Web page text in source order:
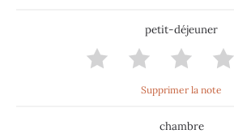
petit-déjeuner
Supprimer la note
chambre